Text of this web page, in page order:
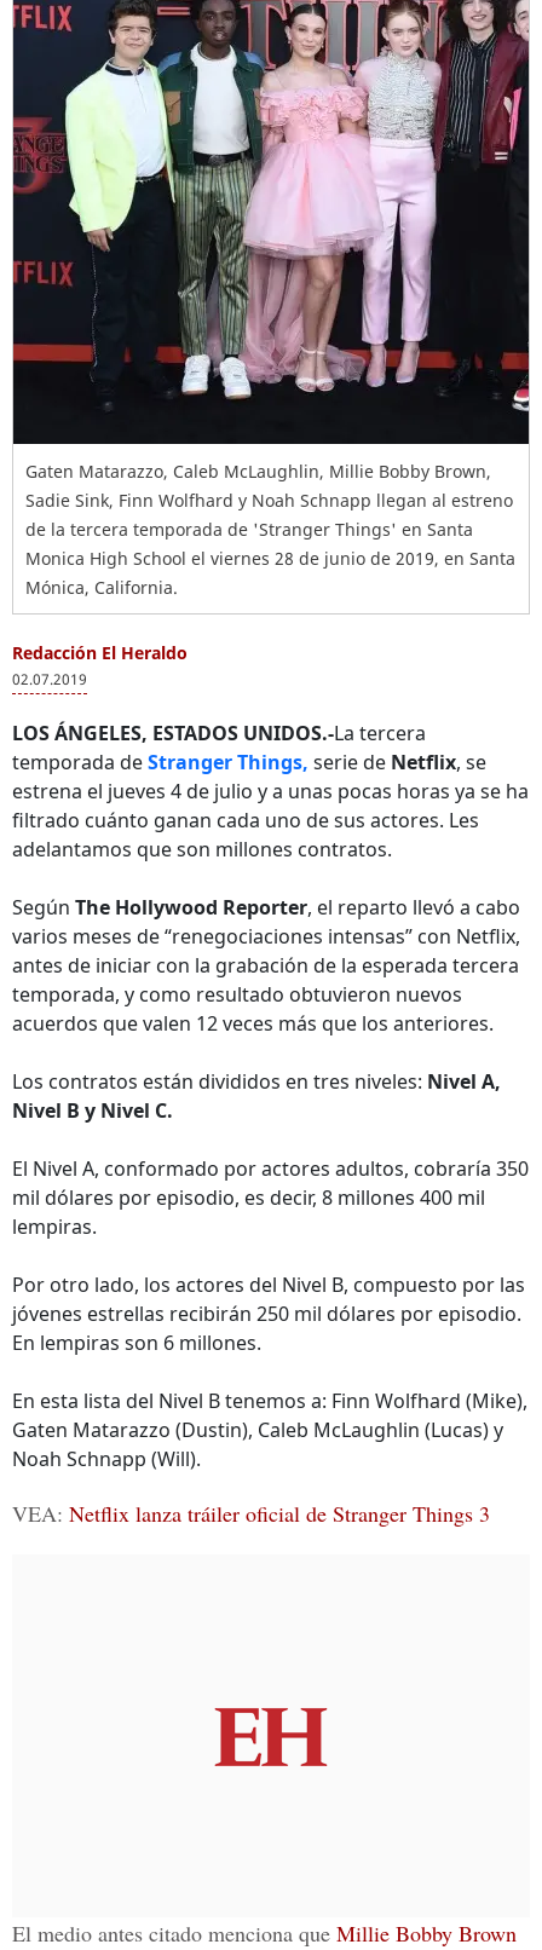
Gaten Matarazzo, Caleb McLaughlin, Millie Bobby Brown,
Sadie Sink, Finn Wolfhard y Noah Schnapp llegan al estreno
de la tercera temporada de 'Stranger Things' en Santa
Monica High School el viernes 28 de junio de 2019, en Santa
Mónica, California.
Redacción El Heraldo
02.07.2019
LOS ÁNGELES, ESTADOS UNIDOS.-La tercera
temporada deStranger Things, serie de Netflix, se
estrena el jueves 4 de julio y a unas pocas horas ya se ha
filtrado cuánto ganan cada uno de sus actores. Les
adelantamos que son millones contratos.
Según The Hollywood Reporter, el reparto llevó a cabo
varios meses de “renegociaciones intensas” con Netflix,
antes de iniciar con la grabación de la esperada tercera
temporada, y como resultado obtuvieron nuevos
acuerdos que valen 12 veces más que los anteriores.
Los contratos están divididos en tres niveles: Nivel A,
Nivel B y Nivel C.
El Nivel A, conformado por actores adultos, cobraría 350
mil dólares por episodio, es decir, 8 millones 400 mil
lempiras.
Por otro lado, los actores del Nivel B, compuesto por las
jóvenes estrellas recibirán 250 mil dólares por episodio.
En lempiras son 6 millones.
En esta lista del Nivel B tenemos a: Finn Wolfhard (Mike),
Gaten Matarazzo (Dustin), Caleb McLaughlin (Lucas) y
Noah Schnapp (Will).
VEA: Netflix lanza tráiler oficial de Stranger Things 3
El medio antes citado menciona que Millie Bobby Brown